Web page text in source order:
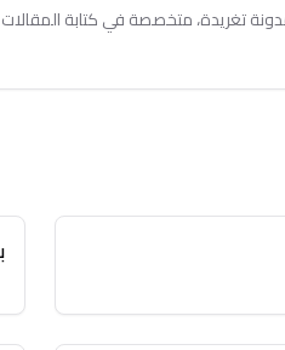
تغريدة، متخصصة في كتابة المقالات